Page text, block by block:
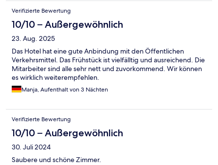
Verifizierte Bewertung
10/10 – Außergewöhnlich
23. Aug. 2025
Das Hotel hat eine gute Anbindung mit den Öffentlichen
Verkehrsmittel. Das Frühstück ist vielfälltig und ausreichend. Die
Mitarbeiter sind alle sehr nett und zuvorkommend. Wir können
es wirklich weiterempfehlen.
Manja, Aufenthalt von 3 Nächten
Verifizierte Bewertung
10/10 – Außergewöhnlich
30. Juli 2024
Saubere und schöne Zimmer.